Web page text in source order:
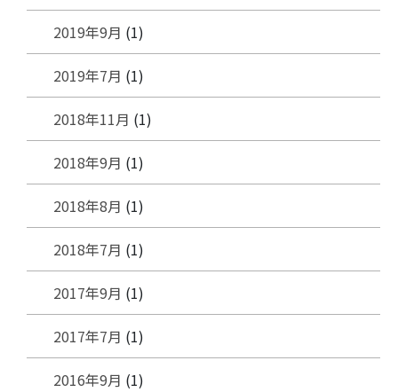
2019年9月 (1)
2019年7月 (1)
2018年11月 (1)
2018年9月 (1)
2018年8月 (1)
2018年7月 (1)
2017年9月 (1)
2017年7月 (1)
2016年9月 (1)